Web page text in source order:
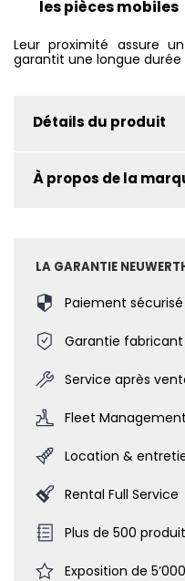
les pièces mobiles
Leur proximité assure
garantit une longue durée
Détails du produit
À propos de la
LA GARANTIE
Paiement sécurisé
Garantie fabricant
Service après
Fleet Management
Location &
Rental Full Service
Plus de 500
Exposition de